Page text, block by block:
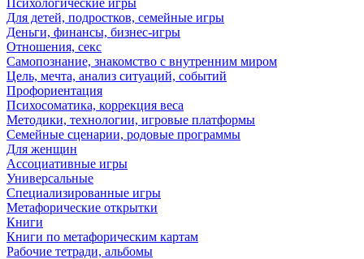
Психологические игры
Для детей, подростков, семейные игры
Деньги, финансы, бизнес-игры
Отношения, секс
Самопознание, знакомство с внутренним миром
Цель, мечта, анализ ситуаций, событий
Профориентация
Психосоматика, коррекция веса
Методики, технологии, игровые платформы
Семейные сценарии, родовые программы
Для женщин
Ассоциативные игры
Универсальные
Специализированные игры
Метафорические открытки
Книги
Книги по метафорическим картам
Рабочие тетради, альбомы